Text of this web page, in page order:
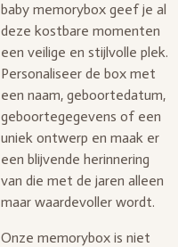
baby memorybox geef je al
deze kostbare momenten
een veilige en stijlvolle plek.
Personaliseer de box met
een naam, geboortedatum,
geboortegegevens of een
uniek ontwerp en maak er
een blijvende herinnering
van die met de jaren alleen
maar waardevoller wordt.
Onze memorybox is niet